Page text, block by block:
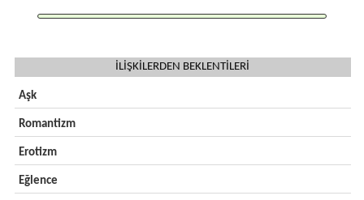
İLİŞKİLERDEN BEKLENTİLERİ
Aşk
Romantizm
Erotizm
Eğlence